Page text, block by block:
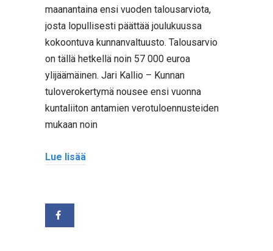
maanantaina ensi vuoden talousarviota,
josta lopullisesti päättää joulukuussa
kokoontuva kunnanvaltuusto. Talousarvio
on tällä hetkellä noin 57 000 euroa
ylijäämäinen. Jari Kallio – Kunnan
tuloverokertymä nousee ensi vuonna
kuntaliiton antamien verotuloennusteiden
mukaan noin
Lue lisää